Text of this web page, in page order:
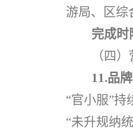
游局、区综
完成时
（四
11.品
“官小服”持
“未升规纳